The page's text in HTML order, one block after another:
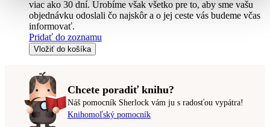
viac ako 30 dní. Urobíme však všetko pre to, aby sme vašu
objednávku odoslali čo najskôr a o jej ceste vás budeme včas
informovať.
Pridať do zoznamu
Vložiť do košíka
Chcete poradiť knihu?
Náš pomocník Sherlock vám ju s radosťou vypátra!
Knihomoľský pomocník